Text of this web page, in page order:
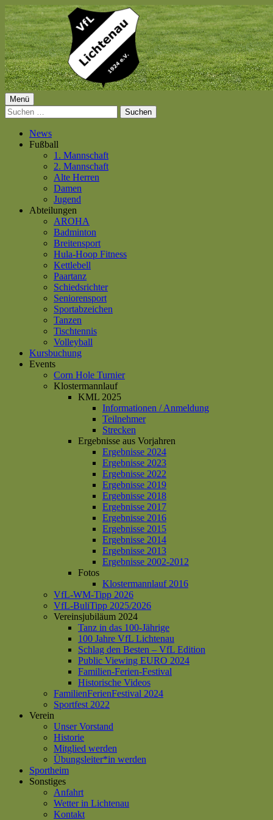
Springe
zum
Inhalt
VfL Lichtenau 1924 e.V.
Primäres
Menü
Menü
Suchen
nach:
News
Fußball
1. Mannschaft
2. Mannschaft
Alte Herren
Damen
Jugend
Abteilungen
AROHA
Badminton
Breitensport
Hula-Hoop Fitness
Kettlebell
Paartanz
Schiedsrichter
Seniorensport
Sportabzeichen
Tanzen
Tischtennis
Volleyball
Kursbuchung
Events
Corn Hole Turnier
Klostermannlauf
KML 2025
Informationen / Anmeldung
Teilnehmer
Strecken
Ergebnisse aus Vorjahren
Ergebnisse 2024
Ergebnisse 2023
Ergebnisse 2022
Ergebnisse 2019
Ergebnisse 2018
Ergebnisse 2017
Ergebnisse 2016
Ergebnisse 2015
Ergebnisse 2014
Ergebnisse 2013
Ergebnisse 2002-2012
Fotos
Klostermannlauf 2016
VfL-WM-Tipp 2026
VfL-BuliTipp 2025/2026
Vereinsjubiläum 2024
Tanz in das 100-Jährige
100 Jahre VfL Lichtenau
Schlag den Besten – VfL Edition
Public Viewing EURO 2024
Familien-Ferien-Festival
Historische Videos
FamilienFerienFestival 2024
Sportfest 2022
Verein
Unser Vorstand
Historie
Mitglied werden
Übungsleiter*in werden
Sportheim
Sonstiges
Anfahrt
Wetter in Lichtenau
Kontakt